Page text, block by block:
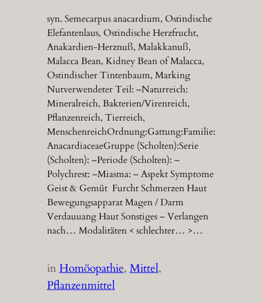
syn. Semecarpus anacardium, Ostindische
Elefantenlaus, Ostindische Herzfrucht,
Anakardien-Herznuß, Malakkanuß,
Malacca Bean, Kidney Bean of Malacca,
Ostindischer Tintenbaum, Marking
Nutverwendeter Teil: –Naturreich:
Mineralreich, Bakterien/Virenreich,
Pflanzenreich, Tierreich,
MenschenreichOrdnung:Gattung:Familie:
AnacardiaceaeGruppe (Scholten):Serie
(Scholten): –Periode (Scholten): –
Polychrest: –Miasma: – Aspekt Symptome
Geist & Gemüt Furcht Schmerzen Haut
Bewegungsapparat Magen / Darm
Verdauuang Haut Sonstiges – Verlangen
nach… Modalitäten < schlechter… >…
inHomöopathie, Mittel
Pflanzenmittel